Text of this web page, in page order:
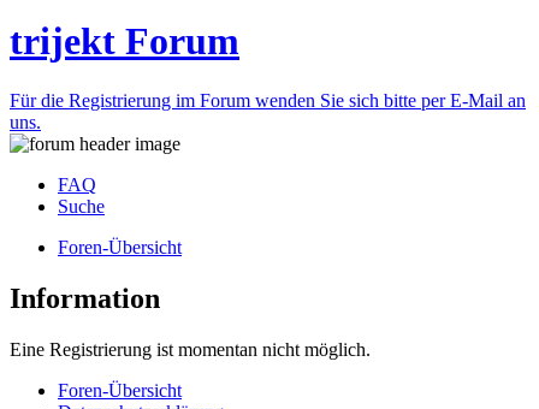
trijekt Forum
Für die Registrierung im Forum wenden Sie sich bitte per E-Mail an
uns.
FAQ
Suche
Foren-Übersicht
Information
Eine Registrierung ist momentan nicht möglich.
Foren-Übersicht